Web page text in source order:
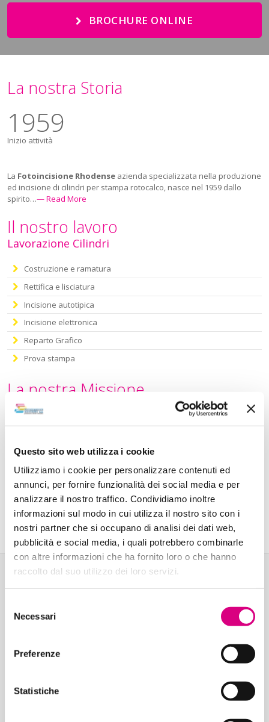
Questo sito web utilizza i cookie
Utilizziamo i cookie per personalizzare contenuti ed
annunci, per fornire funzionalità dei social media e per
analizzare il nostro traffico. Condividiamo inoltre
informazioni sul modo in cui utilizza il nostro sito con i
nostri partner che si occupano di analisi dei dati web,
pubblicità e social media, i quali potrebbero combinarle
con altre informazioni che ha fornito loro o che hanno
raccolto dal suo utilizzo dei loro servizi.
delNecessari
Preferenze
Statistiche
BROCHURE ONLINE
La nostra Storia
1 959
Inizio attività
La Fotoincisione Rhodense azienda specializzata nella produzione
ed incisione di cilindri per stampa rotocalco, nasce nel 1959 dallo
spirito…— Read More
Il nostro lavoro
Lavorazione Cilindri
Costruzione e ramatura
Rettifica e lisciatura
Incisione autotipica
Incisione elettronica
Reparto Grafico
Prova stampa
La nostra Missione
100
soddisfare il cliente al 100%attraverso serietà, esperienza e
dinamismo per consegnare nelle sue mani servizi di alta qualità!